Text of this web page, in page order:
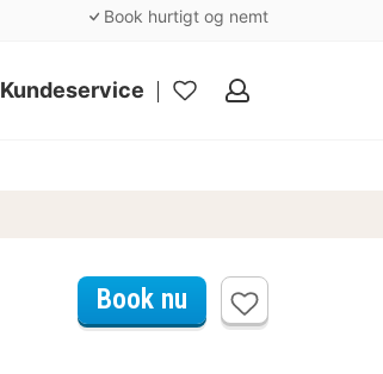
Book hurtigt og nemt
Kundeservice
Mine
Book nu